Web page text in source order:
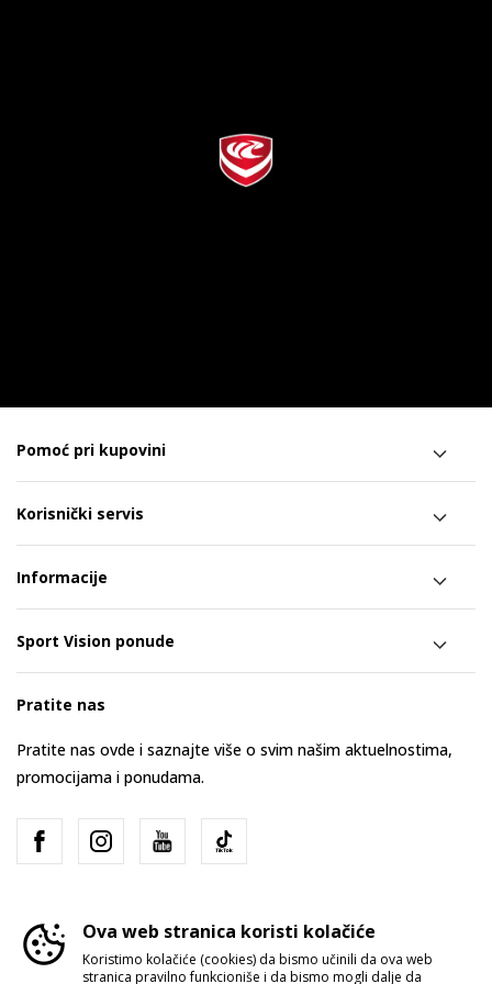
Pomoć pri kupovini
Korisnički servis
Informacije
Sport Vision ponude
Pratite nas
Pratite nas ovde i saznajte više o svim našim aktuelnostima,
promocijama i ponudama.
Ova web stranica koristi kolačiće
Koristimo kolačiće (cookies) da bismo učinili da ova web
stranica pravilno funkcioniše i da bismo mogli dalje da